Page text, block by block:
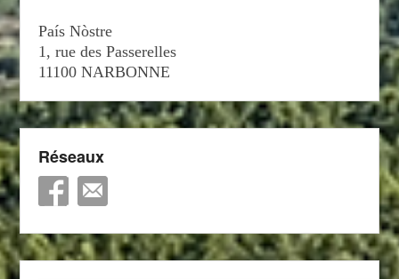
País Nòstre
1, rue des Passerelles
11100 NARBONNE
Réseaux